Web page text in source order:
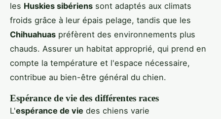
les Huskies sibériens sont adaptés aux climats
froids grâce à leur épais pelage, tandis que les
Chihuahuas préfèrent des environnements plus
chauds. Assurer un habitat approprié, qui prend en
compte la température et l'espace nécessaire,
contribue au bien-être général du chien.
Espérance de vie des différentes races
L'espérance de vie des chiens varie